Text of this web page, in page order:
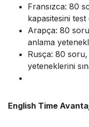
Fransızca: 80
kapasitesini test
Arapça: 80
anlama
Rusça: 80
yeteneklerini
English Time